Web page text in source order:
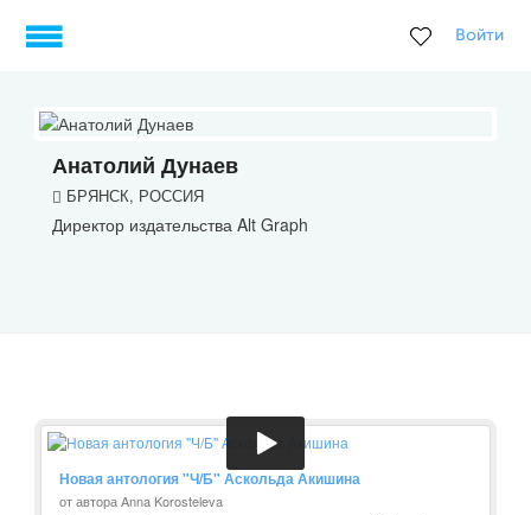
Войти
Анатолий Дунаев
БРЯНСК, РОССИЯ
Директор издательства Alt Graph
Новая антология "Ч/Б" Аскольда Акишина
от автора Anna Korosteleva